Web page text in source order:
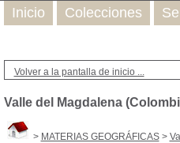
Volver a la pantalla de inicio ...
Valle del Magdalena
> MATERIAS GEOGRÁFICAS>
Inicio Colecciones